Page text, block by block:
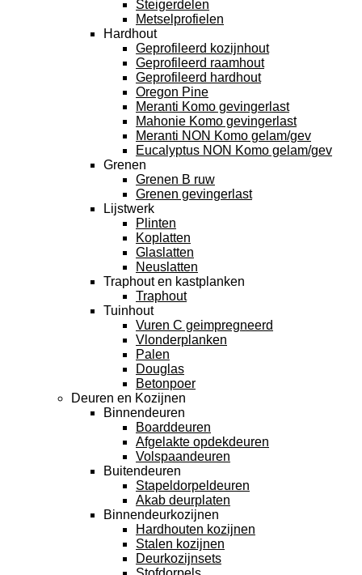
Steigerdelen
Metselprofielen
Hardhout
Geprofileerd kozijnhout
Geprofileerd raamhout
Geprofileerd hardhout
Oregon Pine
Meranti Komo gevingerlast
Mahonie Komo gevingerlast
Meranti NON Komo gelam/gev
Eucalyptus NON Komo gelam/gev
Grenen
Grenen B ruw
Grenen gevingerlast
Lijstwerk
Plinten
Koplatten
Glaslatten
Neuslatten
Traphout en kastplanken
Traphout
Tuinhout
Vuren C geimpregneerd
Vlonderplanken
Palen
Douglas
Betonpoer
Deuren en Kozijnen
Binnendeuren
Boarddeuren
Afgelakte opdekdeuren
Volspaandeuren
Buitendeuren
Stapeldorpeldeuren
Akab deurplaten
Binnendeurkozijnen
Hardhouten kozijnen
Stalen kozijnen
Deurkozijnsets